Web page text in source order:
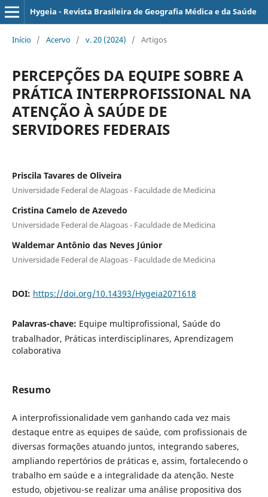
Hygeia - Revista Brasileira de Geografia Médica e da Saúde
Início / Acervo / v. 20 (2024) / Artigos
PERCEPÇÕES DA EQUIPE SOBRE A
PRÁTICA INTERPROFISSIONAL NA
ATENÇÃO À SAÚDE DE
SERVIDORES FEDERAIS
Priscila Tavares de Oliveira
Universidade Federal de Alagoas - Faculdade de Medicina
Cristina Camelo de Azevedo
Universidade Federal de Alagoas - Faculdade de Medicina
Waldemar Antônio das Neves Júnior
Universidade Federal de Alagoas - Faculdade de Medicina
DOI: https://doi.org/10.14393/Hygeia2071618
Palavras-chave: Equipe multiprofissional, Saúde do
trabalhador, Práticas interdisciplinares, Aprendizagem
colaborativa
Resumo
A interprofissionalidade vem ganhando cada vez mais
destaque entre as equipes de saúde, com profissionais de
diversas formações atuando juntos, integrando saberes,
ampliando repertórios de práticas e, assim, fortalecendo o
trabalho em saúde e a integralidade da atenção. Neste
estudo, objetivou-se realizar uma análise propositiva dos